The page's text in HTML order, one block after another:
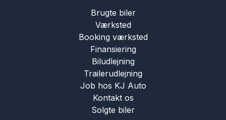
Brugte biler
Værksted
Booking værksted
Finansiering
Biludlejning
Trailerudlejning
Job hos KJ Auto
Kontakt os
Solgte biler